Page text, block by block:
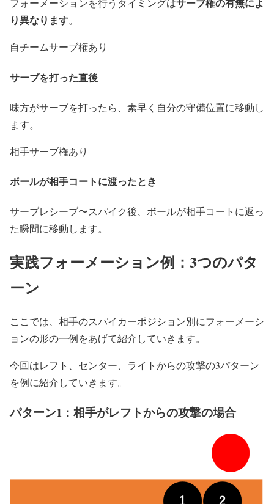
フォーメーションを行うタイミングはサーブ権の有無によ
り異なります。
自チームサーブ権あり
サーブを打った直後
味方がサーブを打ったら、素早く自分の守備位置に移動し
ます。
相手サーブ権あり
ボールが相手コートに渡ったとき
サーブレシーブ〜スパイク後、ボールが相手コートに返っ
た瞬間に移動します。
実践フォーメーション例：3つのパタ
ーン
ここでは、相手のスパイカーポジション別にフォーメーシ
ョンの形の一例をあげて紹介していきます。
今回はレフト、センター、ライトからの攻撃の3パターン
を例に紹介していきます。
パターン1：相手がレフトからの攻撃の場合